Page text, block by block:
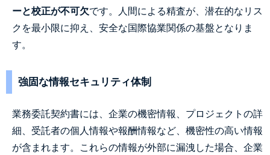
ーと校正が不可欠です。人間による精査が、潜在的なリス
クを最小限に抑え、安全な国際協業関係の基盤となりま
す。
強固な情報セキュリティ体制
業務委託契約書には、企業の機密情報、プロジェクトの詳
細、受託者の個人情報や報酬情報など、機密性の高い情報
が含まれます。これらの情報が外部に漏洩した場合、企業